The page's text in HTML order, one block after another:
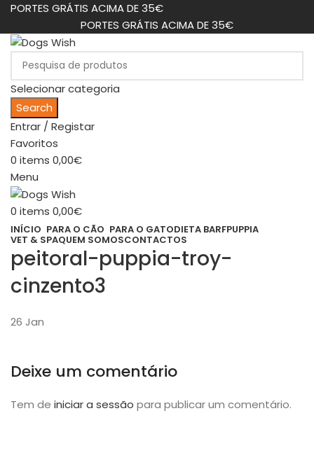
PORTES GRÁTIS ACIMA DE 35€
PORTES GRÁTIS ACIMA DE 35€
Selecionar categoria
Search
Entrar / Registar
Favoritos
0 items 0,00€
Menu
0 items 0,00€
INÍCIO PARA O CÃO PARA O GATODIETA BARFPUPPIA
VET & SPAQUEM SOMOSCONTACTOS
peitoral-puppia-troy-
cinzento3
26 Jan
Deixe um comentário
Tem de iniciar a sessão para publicar um comentário.